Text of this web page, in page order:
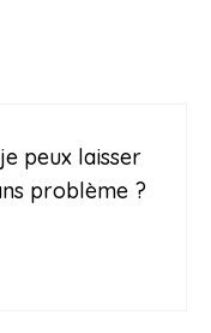
peux laisser
problème ?